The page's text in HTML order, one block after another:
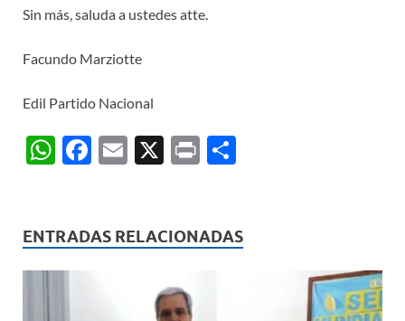
Sin más, saluda a ustedes atte.
Facundo Marziotte
Edil Partido Nacional
W
s
A
F
b
E
X
P
p
ENTRADAS RELACIONADAS